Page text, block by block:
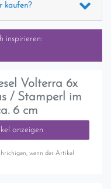
kaufen?
inspirieren:
Volterra 6x
/ Stamperl im
6 cm
anzeigen
wenn der Artikel